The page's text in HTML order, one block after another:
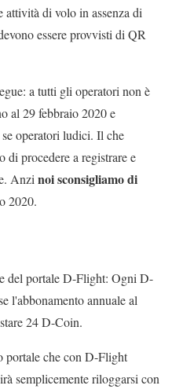
attività di volo in assenza di
essere provvisti di QR
a tutti gli operatori non è
al 29 febbraio 2020 e
operatori ludici. Il che
di procedere a registrare e
Anzinoi sconsigliamo di
2020.
del portale D-Flight: Ogni D-
l'abbonamento annuale al
24 D-Coin.
portale che con D-Flight
semplicemente riloggarsi con